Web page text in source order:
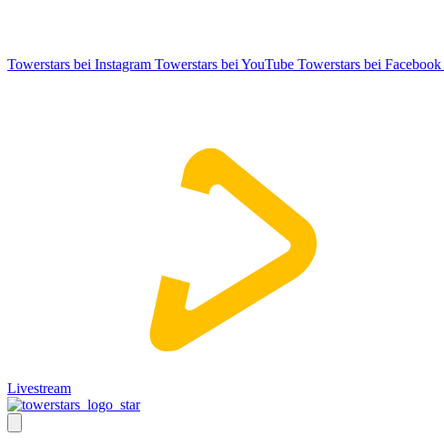
Towerstars bei Instagram Towerstars bei YouTube Towerstars bei Facebook
Livestream